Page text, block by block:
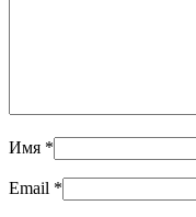
Имя *
Email *